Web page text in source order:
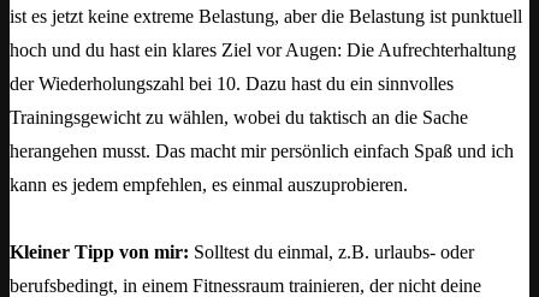
ist es jetzt keine extreme Belastung, aber die Belastung ist punktuell
hoch und du hast ein klares Ziel vor Augen: Die Aufrechterhaltung
der Wiederholungszahl bei 10. Dazu hast du ein sinnvolles
Trainingsgewicht zu wählen, wobei du taktisch an die Sache
herangehen musst. Das macht mir persönlich einfach Spaß und ich
kann es jedem empfehlen, es einmal auszuprobieren.
Kleiner Tipp von mir: Solltest du einmal, z.B. urlaubs- oder
berufsbedingt, in einem Fitnessraum trainieren, der nicht deine